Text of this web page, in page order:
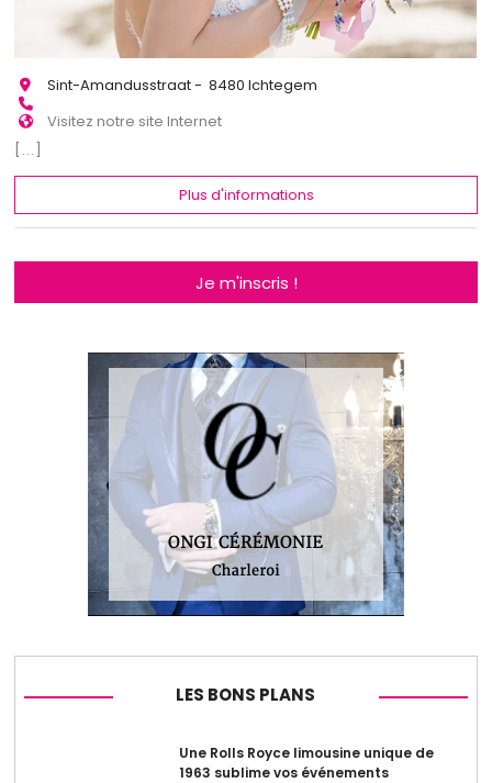
Sint-Amandusstraat - 8480 Ichtegem
Visitez notre site Internet
[...]
Plus d'informations
Je m'inscris !
LES BONS PLANS
Une Rolls Royce limousine unique de
1963 sublime vos événements